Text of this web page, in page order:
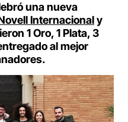
una nueva
Internacionaly
1 Oro, 1 Plata, 3
al mejor